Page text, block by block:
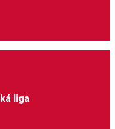
liga